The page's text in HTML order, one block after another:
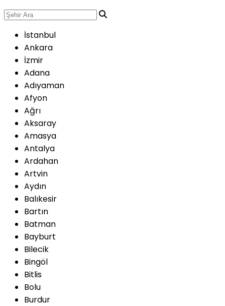
İstanbul
Ankara
İzmir
Adana
Adıyaman
Afyon
Ağrı
Aksaray
Amasya
Antalya
Ardahan
Artvin
Aydın
Balıkesir
Bartın
Batman
Bayburt
Bilecik
Bingöl
Bitlis
Bolu
Burdur